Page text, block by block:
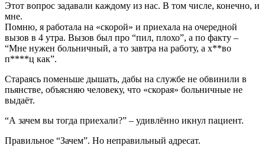
Этот вопрос задавали каждому из нас. В том числе, конечно, и
мне.
Помню, я работала на «скорой» и приехала на очередной
вызов в 4 утра. Вызов был про “пил, плохо”, а по факту –
“Мне нужен больничный, а то завтра на работу, а х**во
п****ц как”.
Стараясь поменьше дышать, дабы на службе не обвинили в
пьянстве, объясняю человеку, что «скорая» больничные не
выдаёт.
“А зачем вы тогда приехали?” – удивлённо икнул пациент.
Правильное “Зачем”. Но неправильный адресат.